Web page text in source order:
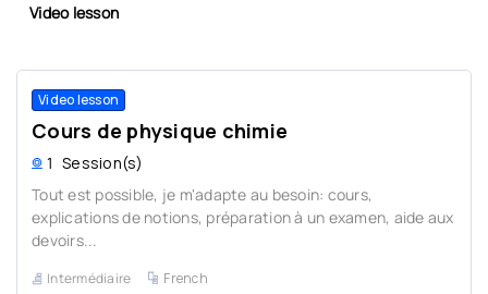
Video lesson
Video lesson
Cours de physique chimie
1 Session(s)
Tout est possible, je m'adapte au besoin: cours,
explications de notions, préparation à un examen, aide aux
devoirs...
Intermédiaire French